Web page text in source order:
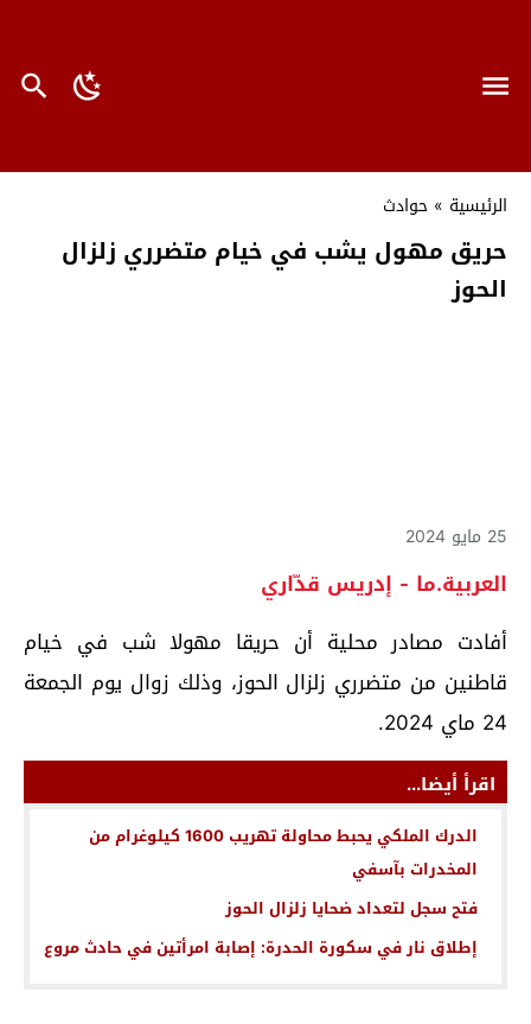
الرئيسية » حوادث
حريق مهول يشب في خيام متضرري زلزال
الحوز
25 مايو 2024
العربية.ما - إدريس قدّاري
أفادت مصادر محلية أن حريقا مهولا شب في خيام
قاطنين من متضرري زلزال الحوز، وذلك زوال يوم الجمعة
24 ماي 2024.
اقرأ أيضا...
الدرك الملكي يحبط محاولة تهريب 1600 كيلوغرام من
المخدرات بآسفي
فتح سجل لتعداد ضحايا زلزال الحوز
إطلاق نار في سكورة الحدرة: إصابة امرأتين في حادث مروع